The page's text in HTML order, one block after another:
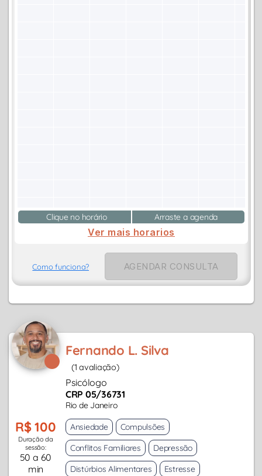
Clique no horário Arraste a agenda
Ver mais horarios
Como funciona? AGENDAR CONSULTA
Fernando L. Silva
(1 avaliação)
Psicólogo
CRP 05/36731
Rio de Janeiro
R$ 100
Duração da
sessão:
50 a 60
min
Ansiedade
Compulsões
Conflitos Familiares
Depressão
Distúrbios Alimentares
Estresse